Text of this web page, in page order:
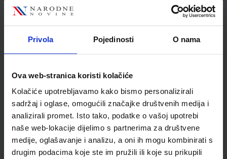
Privola Pojedinosti O nama
Ova web-stranica koristi kolačiće
Kolačiće upotrebljavamo kako bismo personalizirali
sadržaj i oglase, omogućili značajke društvenih medija i
analizirali promet. Isto tako, podatke o vašoj upotrebi
naše web-lokacije dijelimo s partnerima za društvene
medije, oglašavanje i analizu, a oni ih mogu kombinirati s
drugim podacima koje ste im pružili ili koje su prikupili
Nakladnik: ŠKOLSKA KNJIGA d.d.
Registarski broj ministarstva:
6985-DOM
SKU: CIJENA:
ŠIFRA OMOTA:
Udžbenik
FIZIKA 3; udžbenik iz fizike za treći razred gimnazije
Autor(i): Jakov Labor Jasmina Zelenko Paduan
ALFA d.d. Registarski broj ministarstva:
SKU:567661 CIJENA:22,00 €